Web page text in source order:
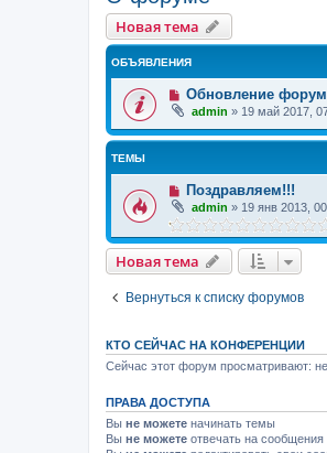
Новая тема
ОБЪЯВЛЕНИЯ
Обновление
admin » 19 май 2017,
ТЕМЫ
Поздравляем!!!
admin » 19 янв 2013,
Новая тема
Вернуться к списку форумов
КТО СЕЙЧАС НА КОНФЕРЕНЦИИ
Сейчас этот форум просматривают:
ПРАВА ДОСТУПА
Вы не можете начинать темы
Вы не можете отвечать на сообщения